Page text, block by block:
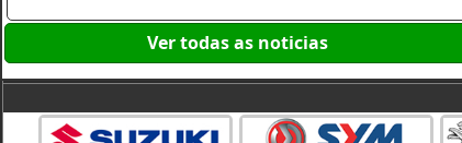
Ver todas as noticias